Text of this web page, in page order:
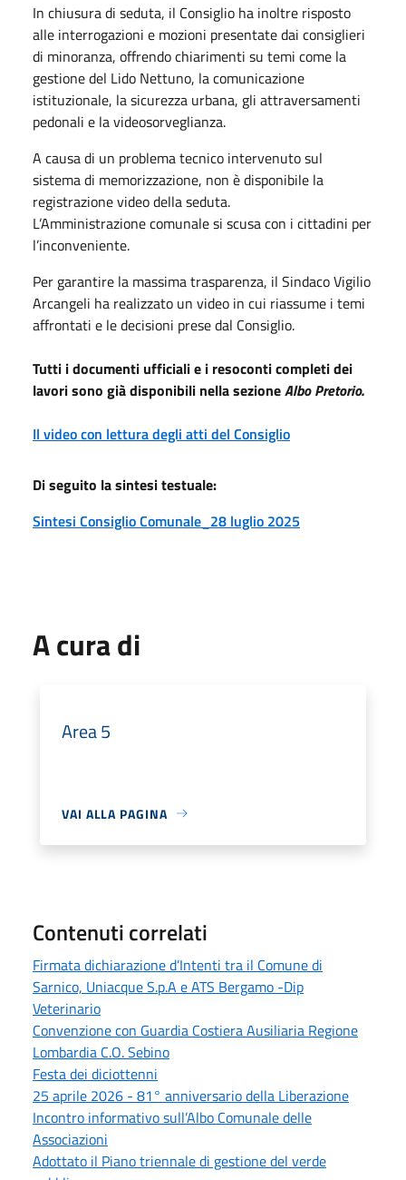
In chiusura di seduta, il Consiglio ha inoltre risposto
alle interrogazioni e mozioni presentate dai consiglieri
di minoranza, offrendo chiarimenti su temi come la
gestione del Lido Nettuno, la comunicazione
istituzionale, la sicurezza urbana, gli attraversamenti
pedonali e la videosorveglianza.
A causa di un problema tecnico intervenuto sul
sistema di memorizzazione, non è disponibile la
registrazione video della seduta.
L’Amministrazione comunale si scusa con i cittadini per
l’inconveniente.
Per garantire la massima trasparenza, il Sindaco Vigilio
Arcangeli ha realizzato un video in cui riassume i temi
affrontati e le decisioni prese dal Consiglio.
Tutti i documenti ufficiali e i resoconti completi dei
lavori sono già disponibili nella sezioneAlbo Pretorio.
Il video con lettura degli atti del Consiglio
Di seguito la sintesi testuale:
Sintesi Consiglio Comunale_28 luglio 2025
A cura di
Area 5
VAI ALLA PAGINA
Contenuti correlati
Firmata dichiarazione d’Intenti tra il Comune di
Sarnico, Uniacque S.p.A e ATS Bergamo -Dip
Veterinario
Convenzione con Guardia Costiera Ausiliaria Regione
Lombardia C.O. Sebino
Festa dei diciottenni
25 aprile 2026 - 81° anniversario della Liberazione
Incontro informativo sull’Albo Comunale delle
Associazioni
Adottato il Piano triennale di gestione del verde